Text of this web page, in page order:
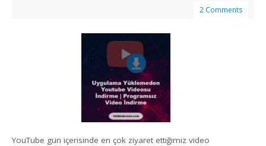
2 Comments
YouTube gün içerisinde en çok ziyaret ettiğimiz video